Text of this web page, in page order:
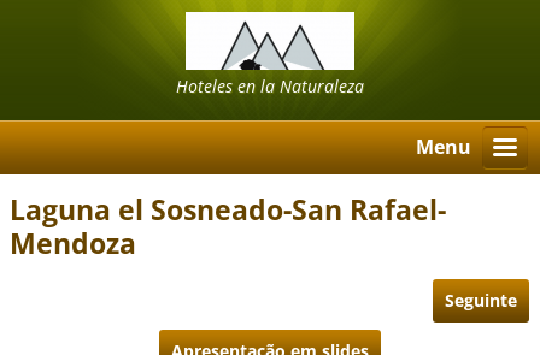
Hoteles en la Naturaleza
Menu
Laguna el Sosneado-San Rafael-
Mendoza
Seguinte